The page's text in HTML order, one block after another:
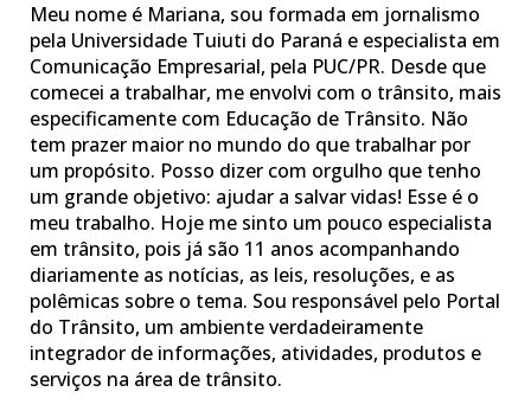
Meu nome é Mariana, sou formada em jornalismo
pela Universidade Tuiuti do Paraná e especialista em
Comunicação Empresarial, pela PUC/PR. Desde que
comecei a trabalhar, me envolvi com o trânsito, mais
especificamente com Educação de Trânsito. Não
tem prazer maior no mundo do que trabalhar por
um propósito. Posso dizer com orgulho que tenho
um grande objetivo: ajudar a salvar vidas! Esse é o
meu trabalho. Hoje me sinto um pouco especialista
em trânsito, pois já são 11 anos acompanhando
diariamente as notícias, as leis, resoluções, e as
polêmicas sobre o tema. Sou responsável pelo Portal
do Trânsito, um ambiente verdadeiramente
integrador de informações, atividades, produtos e
serviços na área de trânsito.